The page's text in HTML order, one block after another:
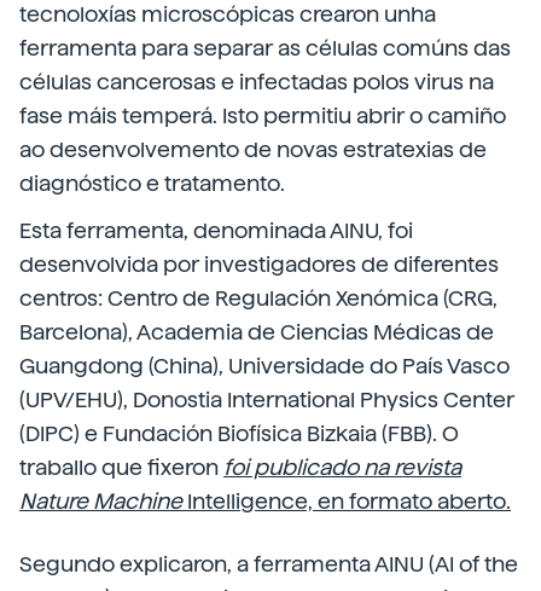
tecnoloxías microscópicas crearon unha
ferramenta para separar as células comúns das
células cancerosas e infectadas polos virus na
fase máis temperá. Isto permitiu abrir o camiño
ao desenvolvemento de novas estratexias de
diagnóstico e tratamento.
Esta ferramenta, denominada AINU, foi
desenvolvida por investigadores de diferentes
centros: Centro de Regulación Xenómica (CRG,
Barcelona), Academia de Ciencias Médicas de
Guangdong (China), Universidade do País Vasco
(UPV/EHU), Donostia International Physics Center
(DIPC) e Fundación Biofísica Bizkaia (FBB). O
traballo que fixeron foi publicado na revista
Nature MachineIntelligence, en formato aberto.
Segundo explicaron, a ferramenta AINU (AI of the